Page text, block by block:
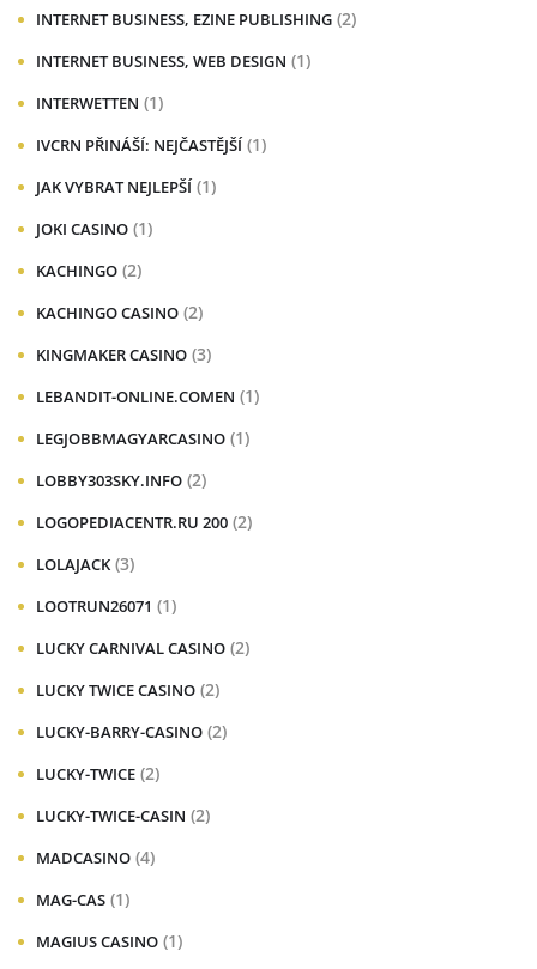
INTERNET BUSINESS, EZINE PUBLISHING (2)
INTERNET BUSINESS, WEB DESIGN (1)
INTERWETTEN (1)
IVCRN PŘINÁŠÍ: NEJČASTĚJŠÍ (1)
JAK VYBRAT NEJLEPŠÍ (1)
JOKI CASINO (1)
KACHINGO (2)
KACHINGO CASINO (2)
KINGMAKER CASINO (3)
LEBANDIT-ONLINE.COMEN (1)
LEGJOBBMAGYARCASINO (1)
LOBBY303SKY.INFO (2)
LOGOPEDIACENTR.RU 200 (2)
LOLAJACK (3)
LOOTRUN26071 (1)
LUCKY CARNIVAL CASINO (2)
LUCKY TWICE CASINO (2)
LUCKY-BARRY-CASINO (2)
LUCKY-TWICE (2)
LUCKY-TWICE-CASIN (2)
MADCASINO (4)
MAG-CAS (1)
MAGIUS CASINO (1)